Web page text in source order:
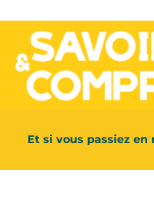
Et si vous passiez en